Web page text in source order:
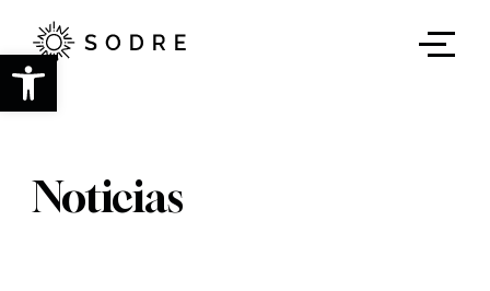
Abrir barra de herramientas
contenido
principal
Noticias